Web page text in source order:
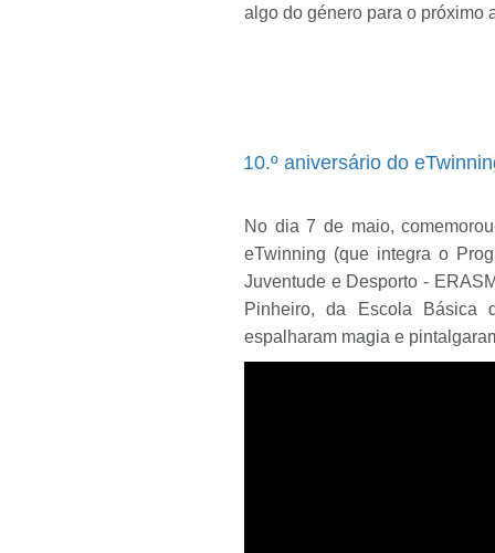
algo do género para o próximo
10.º aniversário do
No dia 7 de maio,
eTwinning (que integra o
Juventude e Desporto -
Pinheiro, da Escola
espalharam magia e